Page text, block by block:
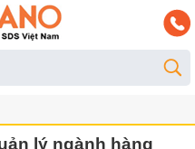
lý ngành hàng